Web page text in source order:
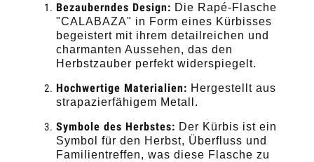
Bezauberndes Design: Die Rapé-Flasche
"CALABAZA" in Form eines Kürbisses
begeistert mit ihrem detailreichen und
charmanten Aussehen, das den
Herbstzauber perfekt widerspiegelt.
Hochwertige Materialien: Hergestellt aus
strapazierfähigem Metall.
Symbole des Herbstes: Der Kürbis ist ein
Symbol für den Herbst, Überfluss und
Familientreffen, was diese Flasche zu